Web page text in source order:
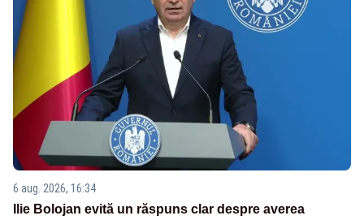
6 aug. 2026, 16:34
Ilie Bolojan evită un răspuns clar despre averea